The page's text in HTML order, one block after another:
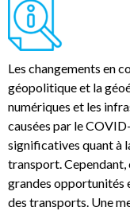
Les changements en
géopolitique et la
numériques et les
causées par le
significatives quant à
transport.
grandes opportunités
des transports. Une